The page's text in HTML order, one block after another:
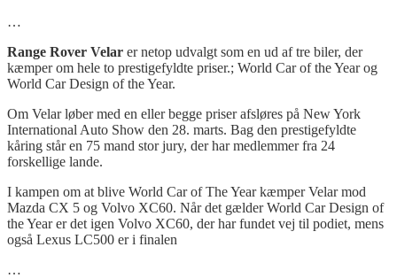
…
Range Rover Velar er netop udvalgt som en ud af tre biler, der
kæmper om hele to prestigefyldte priser.; World Car of the Year og
World Car Design of the Year.
Om Velar løber med en eller begge priser afsløres på New York
International Auto Show den 28. marts. Bag den prestigefyldte
kåring står en 75 mand stor jury, der har medlemmer fra 24
forskellige lande.
I kampen om at blive World Car of The Year kæmper Velar mod
Mazda CX 5 og Volvo XC60. Når det gælder World Car Design of
the Year er det igen Volvo XC60, der har fundet vej til podiet, mens
også Lexus LC500 er i finalen
…